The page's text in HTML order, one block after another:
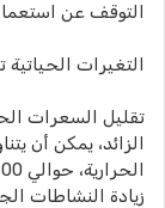
التوقف عن
التغيرات
تقليل السعرات
الزائد، يمكن أن
الحرارية، حوالي 300 إلى 500 سعرة بشكل أقل.
زيادة النشاطات